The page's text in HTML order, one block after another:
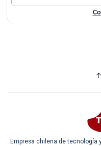
Empresa chilena de tecnología